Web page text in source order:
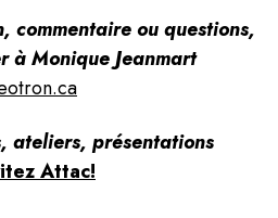
commentaire ou questions,
veuillez vous adresser à Monique Jeanmart
ateliers, présentations
Attac!